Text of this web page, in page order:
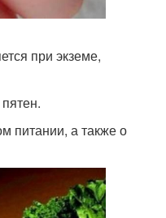
при экземе,
питании, а также о